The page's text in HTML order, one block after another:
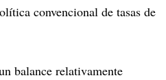
convencional de tasas de
balance relativamente